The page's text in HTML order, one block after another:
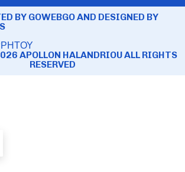
BY GOWEBGO AND DESIGNED BY
APOLLON HALANDRIOU ALL RIGHTS
RESERVED